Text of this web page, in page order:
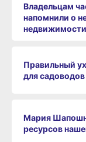
Владельцам
напомнили о
недвижимости
Правильный
для
Мария
ресурсов